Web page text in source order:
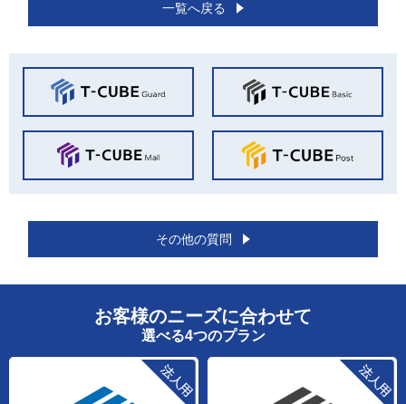
一覧へ戻る
その他の質問
お客様のニーズに合わせて
選べる4つのプラン